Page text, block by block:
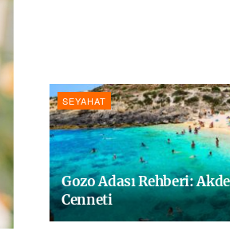
SEYAHAT
Gozo Adası Rehberi:
Cenneti